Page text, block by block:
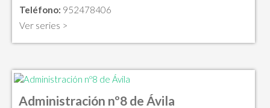
Teléfono: 952478406
Ver series >
Administración nº8 de Ávila